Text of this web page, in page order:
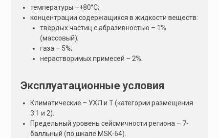
температуры –+80°С;
концентрации содержащихся в жидкости веществ:
твёрдых частиц с абразивностью – 1%
(массовый);
газа – 5%;
нерастворимых примесей – 2%.
Эксплуатационные условия
Климатические – УХЛ и Т (категории размещения
3.1 и 2).
Предельный уровень сейсмичности региона – 7-
балльный (по шкале MSK-64).